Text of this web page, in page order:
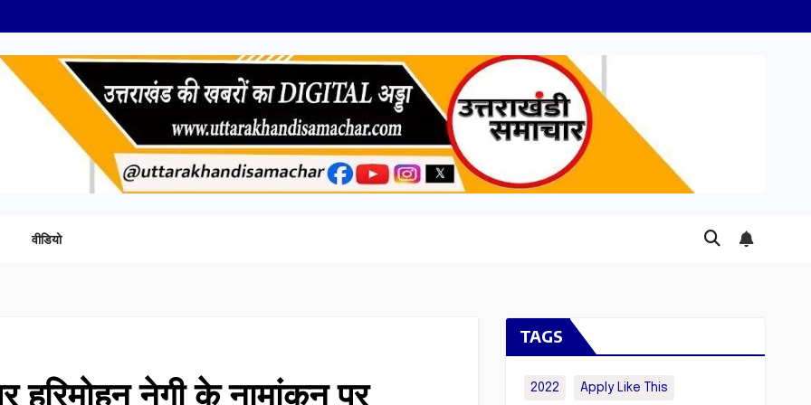
वीडियो
हरिमोहन नेगी के नामांकन पर
TAGS
2022 Apply Like This